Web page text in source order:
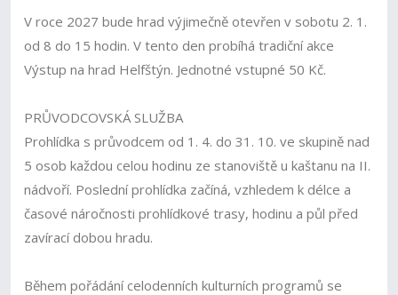
V roce 2027 bude hrad výjimečně otevřen v sobotu 2. 1.
od 8 do 15 hodin. V tento den probíhá tradiční akce
Výstup na hrad Helfštýn. Jednotné vstupné 50 Kč.
PRŮVODCOVSKÁ SLUŽBA
Prohlídka s průvodcem od 1. 4. do 31. 10. ve skupině nad
5 osob každou celou hodinu ze stanoviště u kaštanu na II.
nádvoří. Poslední prohlídka začíná, vzhledem k délce a
časové náročnosti prohlídkové trasy, hodinu a půl před
zavírací dobou hradu.
Během pořádání celodenních kulturních programů se